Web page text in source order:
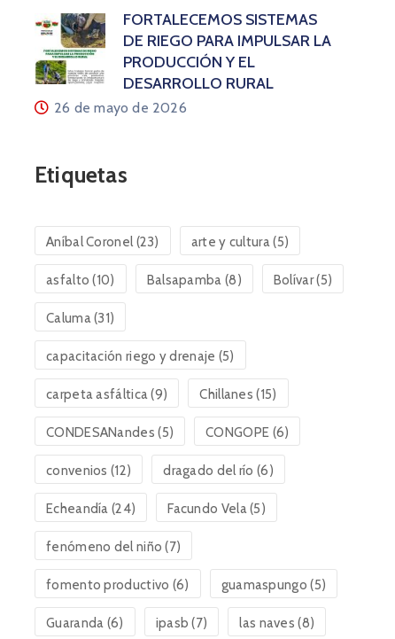
FORTALECEMOS SISTEMAS
DE RIEGO PARA IMPULSAR LA
PRODUCCIÓN Y EL
DESARROLLO RURAL
26 de mayo de 2026
Etiquetas
Aníbal Coronel(23) arte y cultura(5)
asfalto (10) Balsapamba (8) Bolívar(5)
Caluma(31)
capacitación riego y drenaje (5)
carpeta asfáltica(9) Chillanes (15)
CONDESANandes (5) CONGOPE (6)
convenios (12) dragado del río (6)
Echeandía (24) Facundo Vela(5)
fenómeno del niño (7)
fomento productivo (6) guamaspungo (5)
Guaranda (6) ipasb (7) las naves (8)